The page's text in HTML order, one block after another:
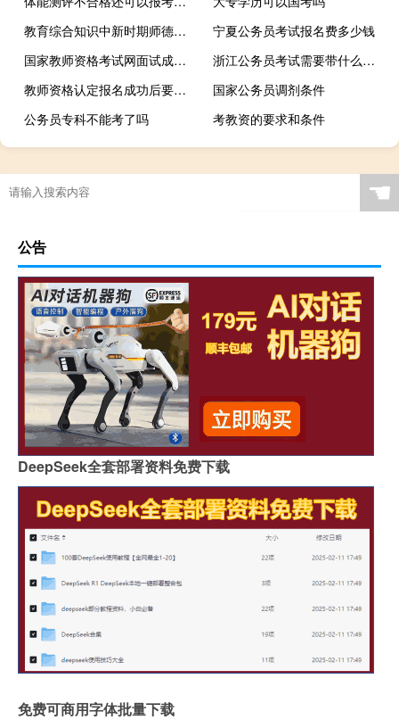
教育综合知识中新时期师德规范的特征有哪些
宁夏公务员考试报名费多少钱
国家教师资格考试网面试成绩什么时候出来
浙江公务员考试需要带什么东西
教师资格认定报名成功后要干嘛
国家公务员调剂条件
公务员专科不能考了吗
考教资的要求和条件
☚
公告
DeepSeek全套部署资料免费下载
免费可商用字体批量下载